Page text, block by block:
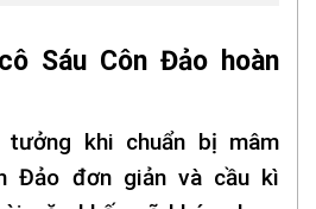
Sáu Côn Đảo hoàn
tưởng khi chuẩn bị mâm
Đảo đơn giản và cầu kì